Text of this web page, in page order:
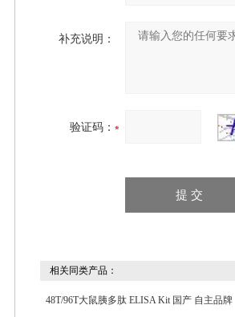
补充说明：
验证码：
相关同类产品：
48T/96T大鼠胰多肽 ELISA Kit 国产 自主品牌